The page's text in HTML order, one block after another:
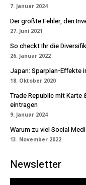
7. Januar 2024
Der größte Fehler, den
27. Juni 2021
So checkt Ihr die
26. Januar 2022
Japan: Sparplan-Effekte
18. Oktober 2020
Trade Republic mit Karte
eintragen
9. Januar 2024
Warum zu viel Social
13. November 2022
Newsletter